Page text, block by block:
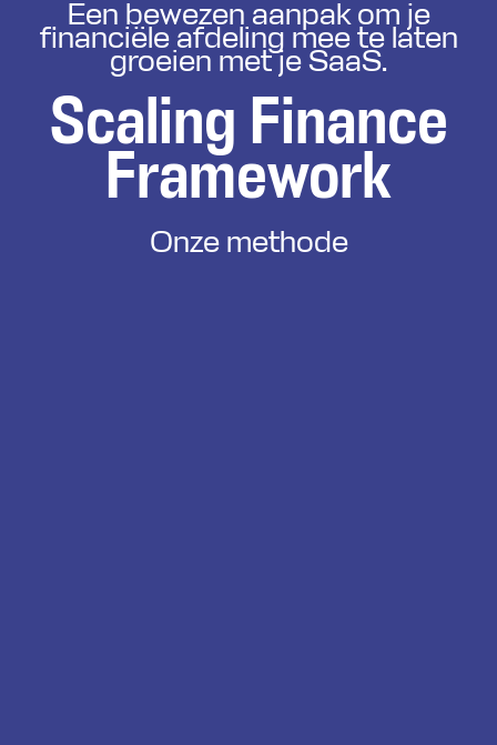
Een bewezen aanpak om je
financiële afdeling mee te laten
groeien met je SaaS.
Scaling Finance
Framework
Onze methode